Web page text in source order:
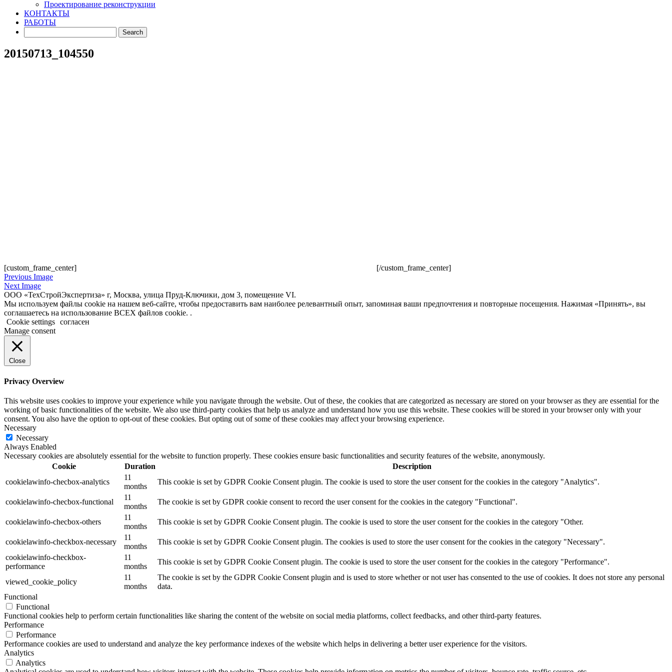
Проектирование реконструкции
КОНТАКТЫ
РАБОТЫ
20150713_104550
[custom_frame_center]
[/custom_frame_center]
Previous Image
Next Image
ООО «ТехСтройЭкспертиза» г, Москва, улица Пруд-Ключики, дом 3, помещение VI.
Мы используем файлы cookie на нашем веб-сайте, чтобы предоставить вам наиболее релевантный опыт, запоминая ваши предпочтения и повторные посещения. Нажимая «Принять», вы
соглашаетесь на использование ВСЕХ файлов cookie. .
Cookie settings согласен
Manage consent
Close
Privacy Overview
This website uses cookies to improve your experience while you navigate through the website. Out of these, the cookies that are categorized as necessary are stored on your browser as they are essential for the
working of basic functionalities of the website. We also use third-party cookies that help us analyze and understand how you use this website. These cookies will be stored in your browser only with your
consent. You also have the option to opt-out of these cookies. But opting out of some of these cookies may affect your browsing experience.
Necessary
Necessary
Always Enabled
Necessary cookies are absolutely essential for the website to function properly. These cookies ensure basic functionalities and security features of the website, anonymously.
Cookie
Duration
Description
cookielawinfo-checbox-analytics
11
months
This cookie is set by GDPR Cookie Consent plugin. The cookie is used to store the user consent for the cookies in the category "Analytics".
cookielawinfo-checbox-functional
11
months
The cookie is set by GDPR cookie consent to record the user consent for the cookies in the category "Functional".
cookielawinfo-checbox-others
11
months
This cookie is set by GDPR Cookie Consent plugin. The cookie is used to store the user consent for the cookies in the category "Other.
cookielawinfo-checkbox-necessary
11
months
This cookie is set by GDPR Cookie Consent plugin. The cookies is used to store the user consent for the cookies in the category "Necessary".
cookielawinfo-checkbox-
performance
11
months
This cookie is set by GDPR Cookie Consent plugin. The cookie is used to store the user consent for the cookies in the category "Performance".
viewed_cookie_policy
11
months
The cookie is set by the GDPR Cookie Consent plugin and is used to store whether or not user has consented to the use of cookies. It does not store any personal
data.
Functional
Functional
Functional cookies help to perform certain functionalities like sharing the content of the website on social media platforms, collect feedbacks, and other third-party features.
Performance
Performance
Performance cookies are used to understand and analyze the key performance indexes of the website which helps in delivering a better user experience for the visitors.
Analytics
Analytics